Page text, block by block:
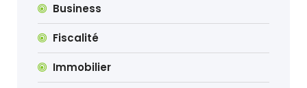
Business
Fiscalité
Immobilier